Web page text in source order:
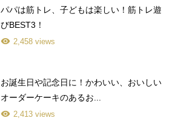
パパは筋トレ、子どもは楽しい！筋トレ遊
びBEST3！
2,458 views
お誕生日や記念日に！かわいい、おいしい
オーダーケーキのあるお...
2,413 views